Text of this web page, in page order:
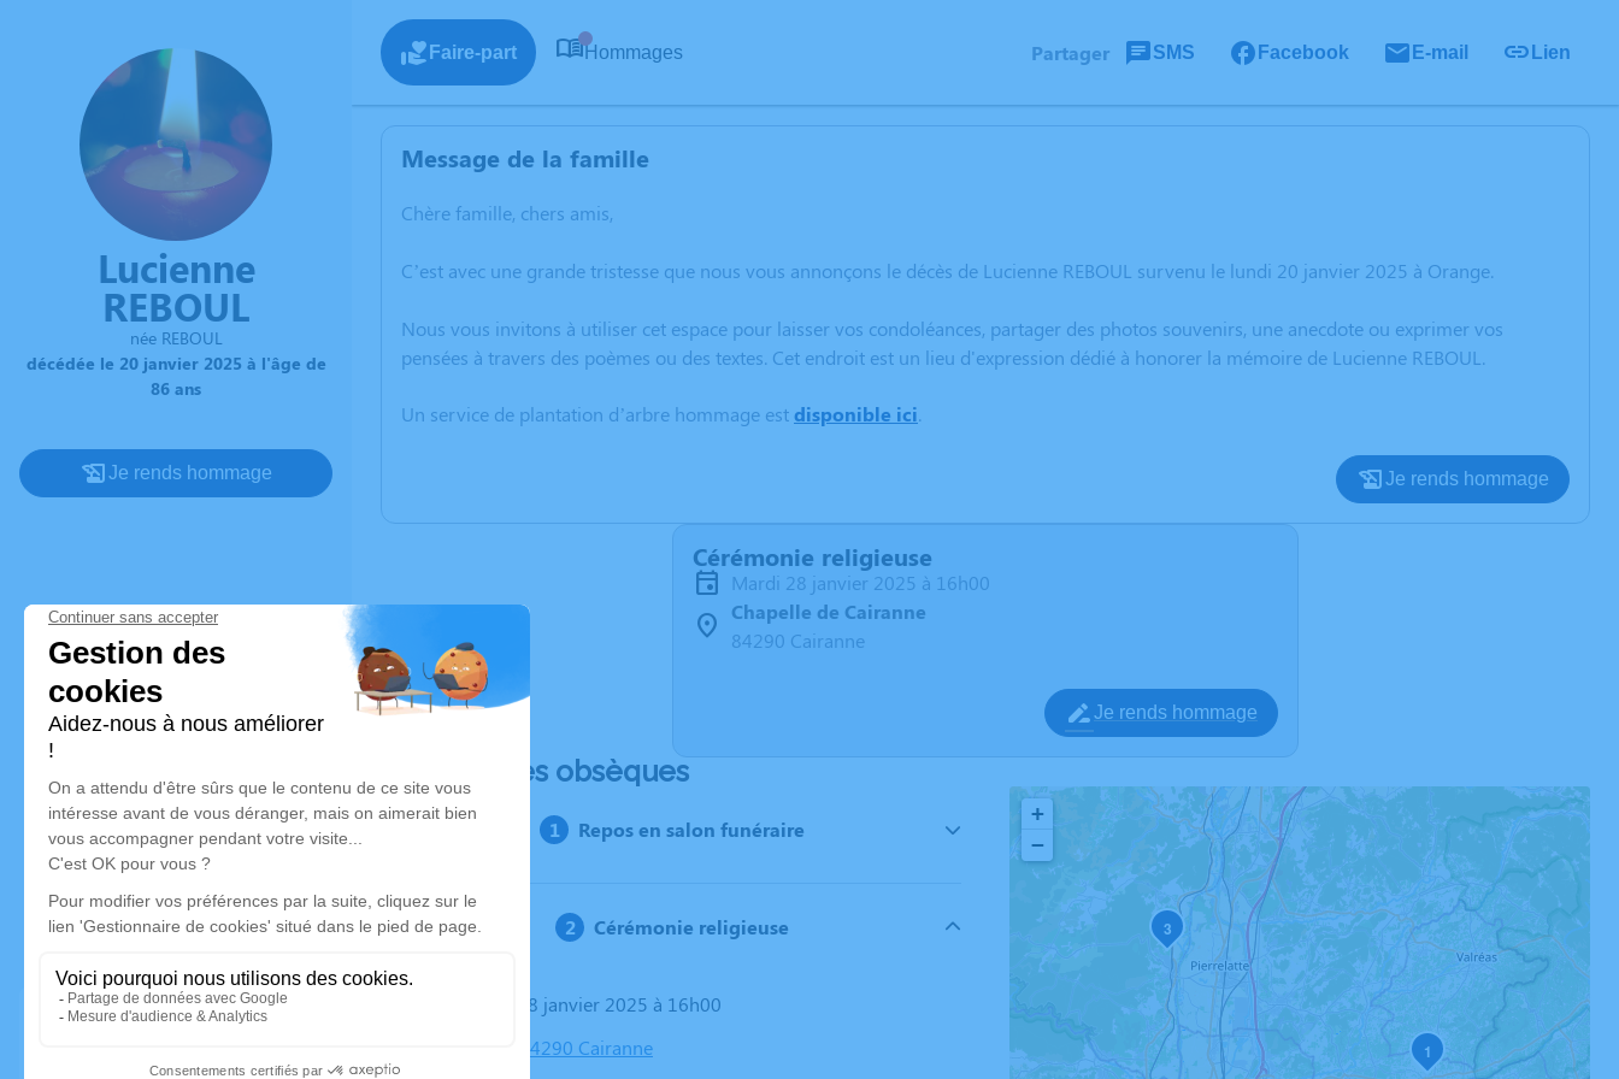
Lucienne
REBOUL
née REBOUL
décédée le 20 janvier 2025 à l'âge de
86 ans
Je rends hommage
Faire-part Hommages Partager SMS Facebook E-mail Lien
Message de la famille
Chère famille, chers amis,
C’est avec une grande tristesse que nous vous annonçons le décès de Lucienne REBOUL survenu le lundi 20 janvier 2025 à Orange.
Nous vous invitons à utiliser cet espace pour laisser vos condoléances, partager des photos souvenirs, une anecdote ou exprimer vos
pensées à travers des poèmes ou des textes. Cet endroit est un lieu d'expression dédié à honorer la mémoire de Lucienne REBOUL.
Un service de plantation d’arbre hommage estdisponible ici.
Je rends hommage
Cérémonie religieuse
mardi 28 janvier 2025 à 16h00
Chapelle de Cairanne
84290 Cairanne
Je rends hommage
Déroulé des obsèques
Repos en salon funéraire
Cérémonie religieuse
Le mardi 28 janvier 2025 à 16h00
Chapelle, 84290 Cairanne
1
3
+
−